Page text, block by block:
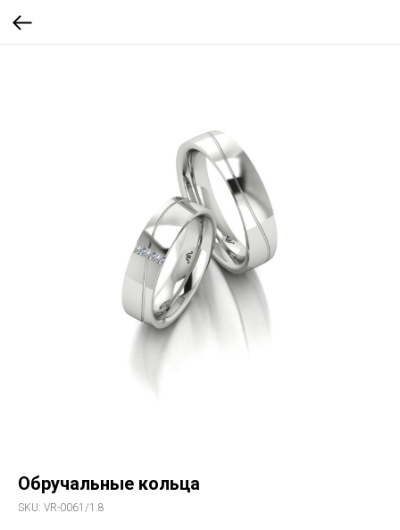
Обручальные кольца
SKU: VR-0061/1.8